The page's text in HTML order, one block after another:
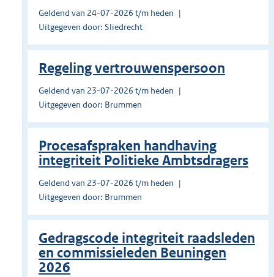
Geldend van 24-07-2026 t/m heden
Uitgegeven door: Sliedrecht
Regeling vertrouwenspersoon
Geldend van 23-07-2026 t/m heden
Uitgegeven door: Brummen
Procesafspraken handhaving
integriteit Politieke Ambtsdragers
Geldend van 23-07-2026 t/m heden
Uitgegeven door: Brummen
Gedragscode integriteit raadsleden
en commissieleden Beuningen
2026